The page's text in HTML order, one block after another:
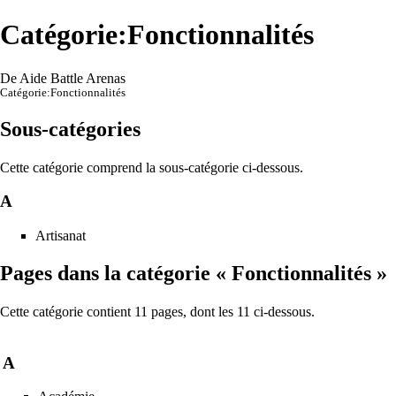
Catégorie:Fonctionnalités
De Aide Battle Arenas
Catégorie:Fonctionnalités
Sous-catégories
Cette catégorie comprend la sous-catégorie ci-dessous.
A
Artisanat
Pages dans la catégorie « Fonctionnalités »
Cette catégorie contient 11 pages, dont les 11 ci-dessous.
A